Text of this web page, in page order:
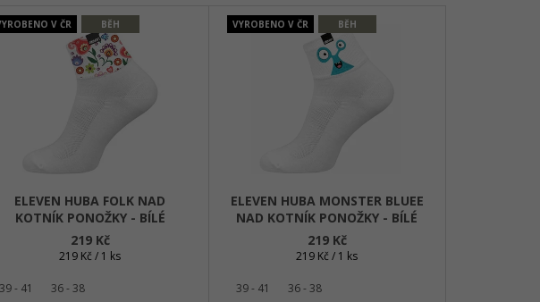
Z
D
U
Ů
V ČR BĚH
ELEVEN HUBA FOLK NAD
KOTNÍK PONOŽKY - BÍLÉ
219 Kč
Měrná
219 Kč / 1 ks
39 - 41 36 - 38
VYROBENO V ČR BĚH
ELEVEN HUBA MONSTER BLUEE
NAD KOTNÍK PONOŽKY - BÍLÉ
219 Kč
Měrná
219 Kč / 1 ks
39 - 41 36 - 38
CRAZY SINGLET THUNDER M -
CARAMELLO
1 065 Kč
Původně:2 130 Kč